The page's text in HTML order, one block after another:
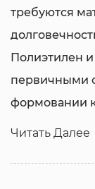
требуются
Полиэтилен
первичными
формовании
Читать Далее